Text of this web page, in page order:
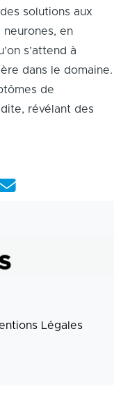
solutions aux
en
s’attend à
dans le domaine.
de
révélant des
Légales